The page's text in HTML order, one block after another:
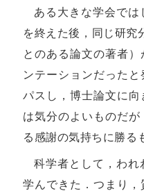
ある大きな学会では
を終えた後，同じ研究
とのある論文の著者
ンテーションだった
パスし，博士論文に向
は気分のよいものだが
る感謝の気持ちに勝る
科学者として，われ
学んできた．つまり，